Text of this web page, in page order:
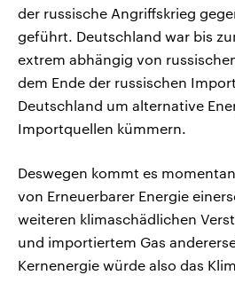
der russische Angriffskrieg
geführt. Deutschland war bis
extrem abhängig von
dem Ende der russischen
Deutschland um alternative
Importquellen kümmern.
Deswegen kommt es
von Erneuerbarer Energie
weiteren klimaschädlichen
und importiertem Gas
Kernenergie würde also das